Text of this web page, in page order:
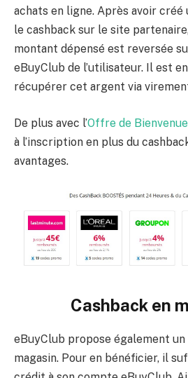
achats en ligne. Après avoir
le cashback sur le site
montant dépensé est reversée
eBuyClub de l’utilisateur. Il est
récupérer cet argent via
De plus avec l’Offre de Bienvenue
à l’inscription en plus du
avantages.
Cashback en
eBuyClub propose également un
magasin. Pour en bénéficier, il